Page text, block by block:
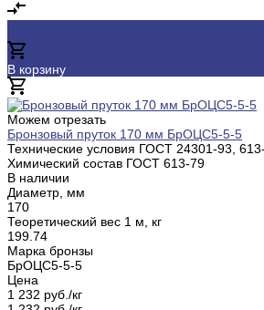
В корзину
Можем отрезать
Бронзовый пруток 170 мм БрОЦС5-5-5
Технические условия ГОСТ 24301-93,
Химический состав ГОСТ 613-79
В наличии
Диаметр, мм
170
Теоретический вес 1 м, кг
199.74
Марка бронзы
БрОЦС5-5-5
Цена
1 232 руб./кг